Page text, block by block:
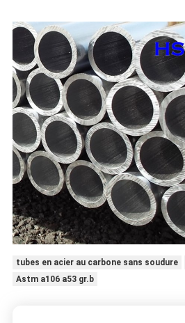
tubes en acier au carbone sans soudure
Astm a106 a53 gr.b